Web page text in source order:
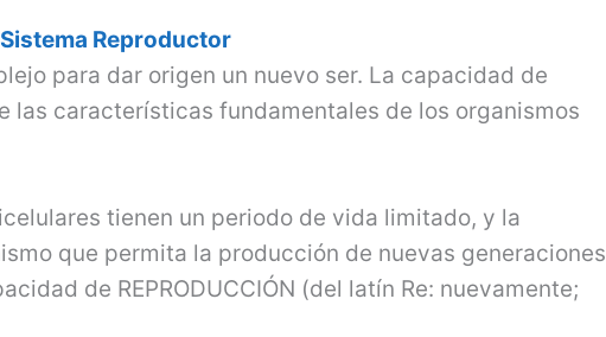
Sistema Reproductor
para dar origen un nuevo ser. La capacidad de
las características fundamentales de los organismos
tienen un periodo de vida limitado, y la
que permita la producción de nuevas generaciones
de REPRODUCCIÓN (del latín Re: nuevamente;